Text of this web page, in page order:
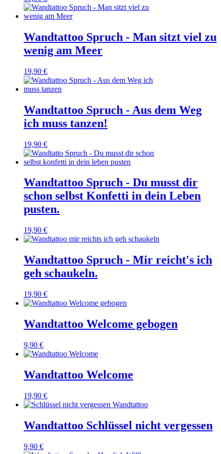
Wandtattoo Spruch - Man sitzt viel zu
wenig am Meer
19,90 €
Wandtattoo Spruch - Aus dem Weg
ich muss tanzen!
19,90 €
Wandtattoo Spruch - Du musst dir
schon selbst Konfetti in dein Leben
pusten.
19,90 €
Wandtattoo Spruch - Mir reicht's ich
geh schaukeln.
19,90 €
Wandtattoo Welcome gebogen
9,90 €
Wandtattoo Welcome
19,90 €
Wandtattoo Schlüssel nicht vergessen
9,90 €